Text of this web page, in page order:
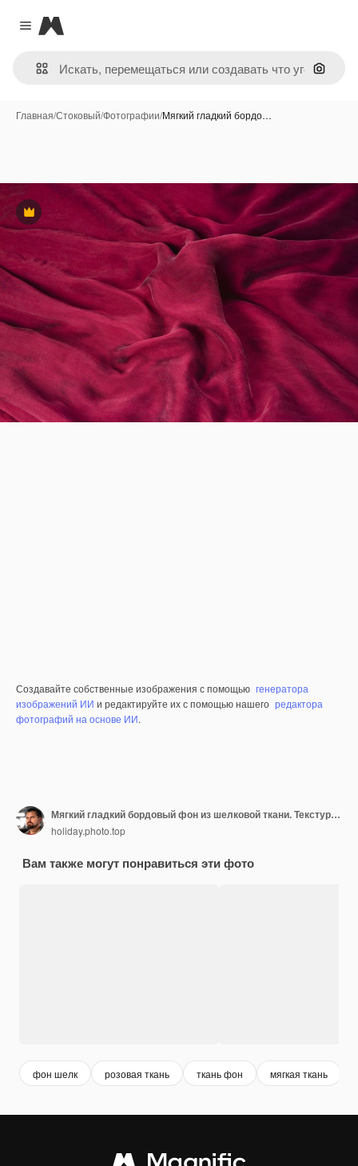
Close menu
Magnific
Поиск
Главная/Стоковый/Фотографии/Мягкий гладкий бордо…
Премиум
Создавайте собственные изображения с помощью генератора
изображений ИИ и редактируйте их с помощью нашего редактора
фотографий на основе ИИ.
Мягкий гладкий бордовый фон из шелковой ткани. Текстура ткани.
holiday.photo.top
Вам также могут понравиться эти фото
фон шелк розовая ткань ткань фон мягкая ткань